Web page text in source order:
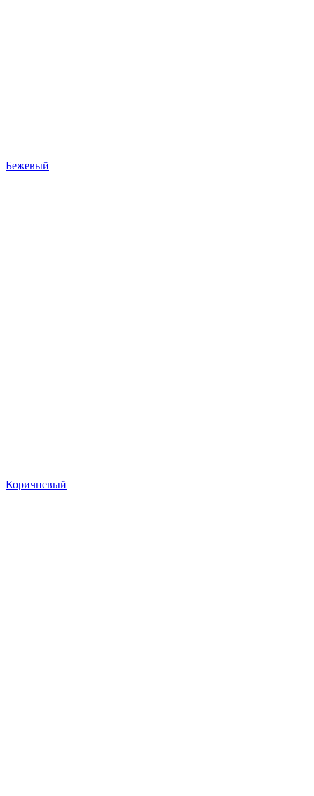
Бежевый
Коричневый